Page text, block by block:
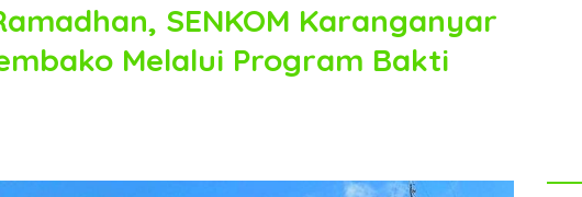
SENKOM Karanganyar
Melalui Program Bakti